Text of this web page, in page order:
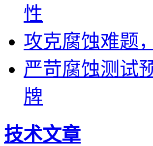
性
攻克腐蚀难题
严苛腐蚀测试
牌
技术文章